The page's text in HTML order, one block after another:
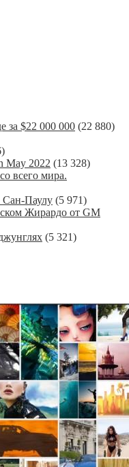
за $22 000 000 (22 880)
May 2022 (13 328)
всего мира.
Сан-Паулу (5 971)
Жирардо от GM
(5 321)